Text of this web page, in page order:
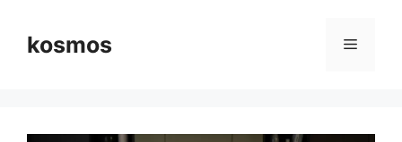
kosmos 메